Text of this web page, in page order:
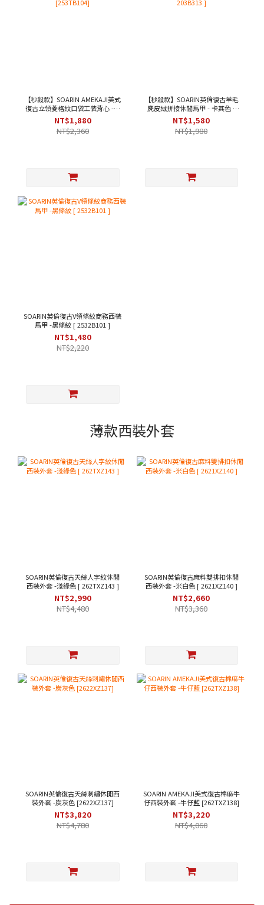
【秒殺款】SOARIN AMEKAJI美式
復古立領菱格紋口袋工裝背心 -墨
綠色 [253TB104]
NT$1,880
NT$2,360
【秒殺款】SOARIN英倫復古羊毛
麂皮絨拼接休閒馬甲 - 卡其色 [
203B313 ]
NT$1,580
NT$1,980
SOARIN英倫復古V領條紋商務西裝
馬甲 -黑條紋 [ 2532B101 ]
NT$1,480
NT$2,220
薄款西裝外套
SOARIN英倫復古天絲人字紋休閒
西裝外套 -淺綠色 [ 262TXZ143 ]
NT$2,990
NT$4,480
SOARIN英倫復古麻料雙排扣休閒
西裝外套 -米白色 [ 2621XZ140 ]
NT$2,660
NT$3,360
SOARIN英倫復古天絲刺繡休閒西
裝外套 -炭灰色 [2622XZ137]
NT$3,820
NT$4,780
SOARIN AMEKAJI美式復古棉麻牛
仔西裝外套 -牛仔藍 [262TXZ138]
NT$3,220
NT$4,060